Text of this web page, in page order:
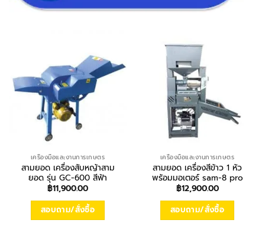
เครื่องมือและงานการเกษตร
สามยอด เครื่องสับหญ้าสาม
ยอด รุ่น GC-600 สีฟ้า
฿11,900.00
สอบถาม/สั่งซื้อ
เครื่องมือและงานการเกษตร
สามยอด เครื่องสีข้าว 1 หัว
พร้อมมอเตอร์ sam-8 pro
฿12,900.00
สอบถาม/สั่งซื้อ